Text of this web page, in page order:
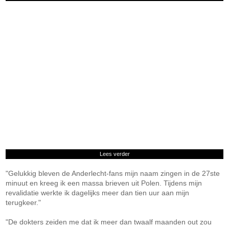
Lees verder
"Gelukkig bleven de Anderlecht-fans mijn naam zingen in de 27ste
minuut en kreeg ik een massa brieven uit Polen. Tijdens mijn
revalidatie werkte ik dagelijks meer dan tien uur aan mijn
terugkeer."
"De dokters zeiden me dat ik meer dan twaalf maanden out zou